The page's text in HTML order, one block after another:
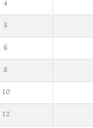
4
5
6
8
10
12